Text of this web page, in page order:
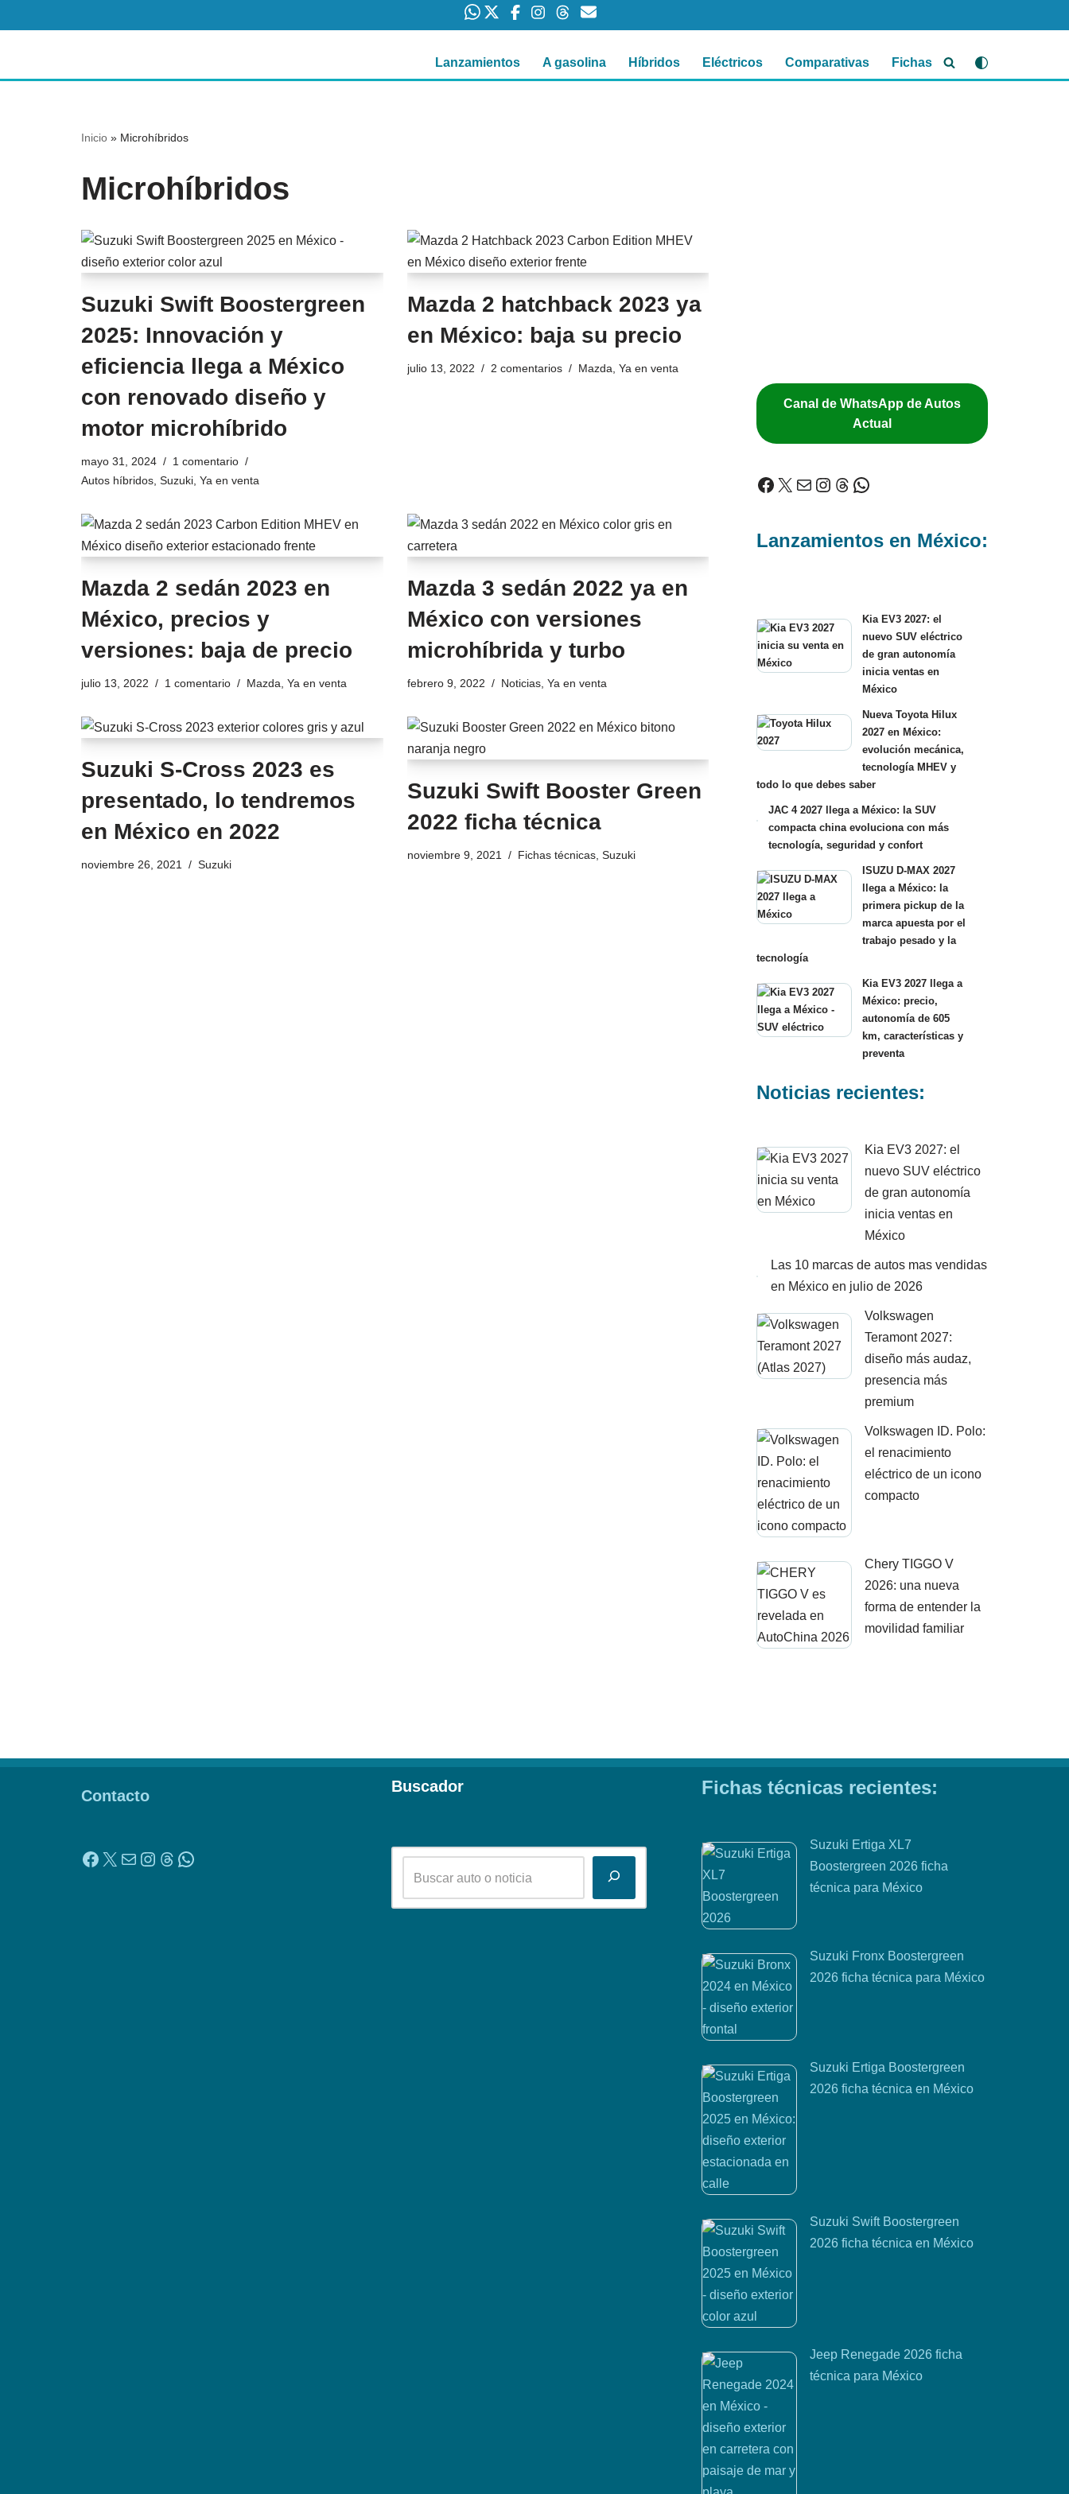
Lanzamientos A gasolina Híbridos Eléctricos Comparativas Fichas
Inicio » Microhíbridos
Microhíbridos
Suzuki Swift Boostergreen
2025: Innovación y
eficiencia llega a México
con renovado diseño y
motor microhíbrido
mayo 31, 2024
1 comentario
Autos híbridos Suzuki Ya en venta
Mazda 2 hatchback 2023 ya
en México: baja su precio
julio 13, 2022 2 comentarios Mazda Ya en venta
Mazda 2 sedán 2023 en
México, precios y
versiones: baja de precio
julio 13, 2022 1 comentario Mazda Ya en venta
Mazda 3 sedán 2022 ya en
México con versiones
microhíbrida y turbo
febrero 9, 2022 Noticias, Ya en venta
Suzuki S-Cross 2023 es
presentado, lo tendremos
en México en 2022
noviembre 26, 2021 Suzuki
Suzuki Swift Booster Green
2022 ficha técnica
noviembre 9, 2021 Fichas técnicas, Suzuki
Canal de WhatsApp de Autos
Actual
Lanzamientos en México:
Kia EV3 2027: el
nuevo SUV eléctrico
de gran autonomía
inicia ventas en
México
Nueva Toyota Hilux
2027 en México:
evolución mecánica,
tecnología MHEV y
todo lo que debes saber
JAC 4 2027 llega a México: la SUV
compacta china evoluciona con más
tecnología, seguridad y confort
ISUZU D-MAX 2027
llega a México: la
primera pickup de la
marca apuesta por el
trabajo pesado y la
tecnología
Kia EV3 2027 llega a
México: precio,
autonomía de 605
km, características y
preventa
Noticias recientes:
Kia EV3 2027: el
nuevo SUV eléctrico
de gran autonomía
inicia ventas en
México
Las 10 marcas de autos mas vendidas
en México en julio de 2026
Volkswagen
Teramont 2027:
diseño más audaz,
presencia más
premium
Volkswagen ID. Polo:
el renacimiento
eléctrico de un icono
compacto
Chery TIGGO V
2026: una nueva
forma de entender la
movilidad familiar
Contacto
Buscador Fichas técnicas recientes:
Suzuki Ertiga XL7
Boostergreen 2026 ficha
técnica para México
Suzuki Fronx Boostergreen
2026 ficha técnica para México
Suzuki Ertiga Boostergreen
2026 ficha técnica en México
Suzuki Swift Boostergreen
2026 ficha técnica en México
Jeep Renegade 2026 ficha
técnica para México